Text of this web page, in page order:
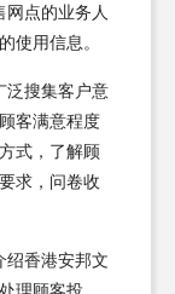
网点的业务人
使用信息。
泛搜集客户意
客满意程度
式，了解顾
求，问卷收
绍香港安邦文